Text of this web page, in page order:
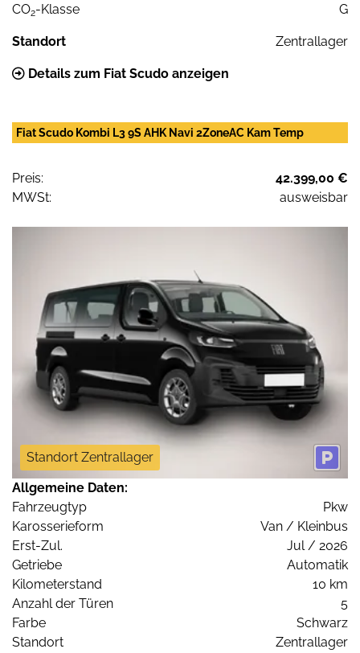
CO2-Klasse G
Standort Zentrallager
Details zum Fiat Scudo anzeigen
Fiat Scudo Kombi L3 9S AHK Navi 2ZoneAC Kam Temp
Preis:
42.399,00 €
MWSt:
ausweisbar
Standort Zentrallager
Allgemeine Daten:
Fahrzeugtyp
Pkw
Karosserieform
Van / Kleinbus
Erst-Zul.
Jul / 2026
Getriebe
Automatik
Kilometerstand
10 km
Anzahl der Türen
5
Farbe
Schwarz
Standort
Zentrallager